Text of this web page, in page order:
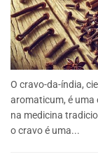
O cravo-da-índia,
aromaticum, é uma
na medicina
o cravo é uma...